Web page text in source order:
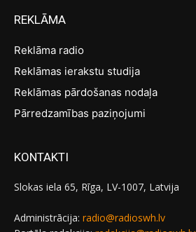
REKLĀMA
Reklāma radio
Reklāmas ierakstu studija
Reklāmas pārdošanas nodaļa
Pārredzamības paziņojumi
KONTAKTI
Slokas iela 65, Rīga, LV-1007, Latvija
Administrācija: radio@radioswh.lv